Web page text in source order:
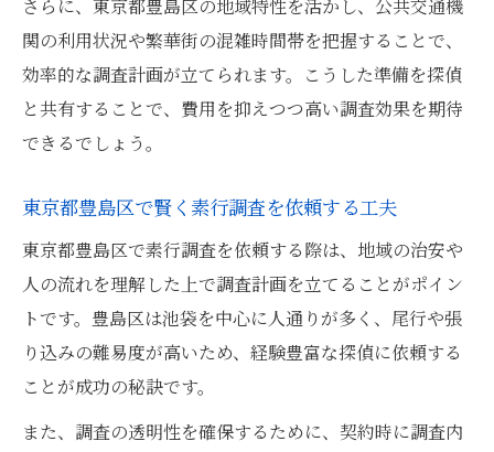
さらに、東京都豊島区の地域特性を活かし、公共交通機
関の利用状況や繁華街の混雑時間帯を把握することで、
効率的な調査計画が立てられます。こうした準備を探偵
と共有することで、費用を抑えつつ高い調査効果を期待
できるでしょう。
東京都豊島区で賢く素行調査を依頼する工夫
東京都豊島区で素行調査を依頼する際は、地域の治安や
人の流れを理解した上で調査計画を立てることがポイン
トです。豊島区は池袋を中心に人通りが多く、尾行や張
り込みの難易度が高いため、経験豊富な探偵に依頼する
ことが成功の秘訣です。
また、調査の透明性を確保するために、契約時に調査内